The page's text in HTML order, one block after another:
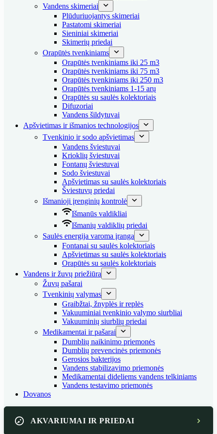
Vandens skimeriai
Plūduriuojantys skimeriai
Pastatomi skimeriai
Sieniniai skimeriai
Skimerių priedai
Orapūtės tvenkiniams
Orapūtės tvenkiniams iki 25 m3
Orapūtės tvenkiniams iki 75 m3
Orapūtės tvenkiniams iki 250 m3
Orapūtės tvenkiniams 1-15 arų
Orapūtės su saulės kolektoriais
Difuzoriai
Vandens šildytuvai
Apšvietimas ir išmanios technologijos
Tvenkinio ir sodo apšvietimas
Vandens šviestuvai
Krioklių šviestuvai
Fontanų šviestuvai
Sodo šviestuvai
Apšvietimas su saulės kolektoriais
Šviestuvų priedai
Išmanioji įrenginių kontrolė
Išmanūs valdikliai
Išmanių valdiklių priedai
Saulės energija varoma įranga
Fontanai su saulės kolektoriais
Apšvietimas su saulės kolektoriais
Orapūtės su saulės kolektoriais
Vandens ir žuvų priežiūra
Žuvų pašarai
Tvenkinių valymas
Graibžtai, žnyplės ir replės
Vakuuminiai tvenkinio valymo siurbliai
Vakuuminių siurblių priedai
Medikamentai ir pašarai
Dumblių naikinimo priemonės
Dumblių prevencinės priemonės
Gerosios bakterijos
Vandens stabilizavimo priemonės
Medikamentai dideliems vandens telkiniams
Vandens testavimo priemonės
Dovanos
AKVARIUMAI IR PRIEDAI